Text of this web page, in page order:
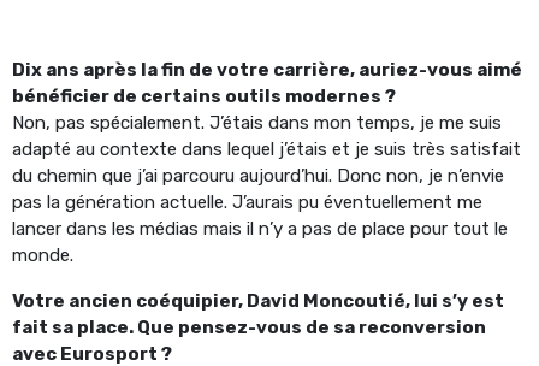
Dix ans après la fin de votre carrière, auriez-vous aimé
bénéficier de certains outils modernes ?
Non, pas spécialement. J’étais dans mon temps, je me suis
adapté au contexte dans lequel j’étais et je suis très satisfait
du chemin que j’ai parcouru aujourd’hui. Donc non, je n’envie
pas la génération actuelle. J’aurais pu éventuellement me
lancer dans les médias mais il n’y a pas de place pour tout le
monde.
Votre ancien coéquipier, David Moncoutié, lui s’y est
fait sa place. Que pensez-vous de sa reconversion
avec Eurosport ?